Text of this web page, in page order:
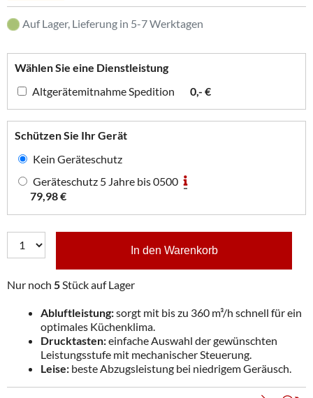
Auf Lager, Lieferung in 5-7 Werktagen
Wählen Sie eine Dienstleistung
Altgerätemitnahme Spedition
0,- €
Schützen Sie Ihr Gerät
Kein Geräteschutz
Geräteschutz 5 Jahre bis 0500
79,98 €
In den Warenkorb
Nur noch 5 Stück auf Lager
Abluftleistung:sorgt mit bis zu 360 m³/h schnell für ein
optimales Küchenklima.
Drucktasten:einfache Auswahl der gewünschten
Leistungsstufe mit mechanischer Steuerung.
Leise: beste Abzugsleistung bei niedrigem Geräusch.